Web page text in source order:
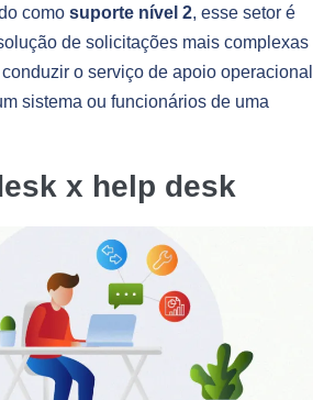
como suporte nível 2, esse setor é
de solicitações mais complexas
o serviço de apoio operacional
sistema ou funcionários de uma
x help desk